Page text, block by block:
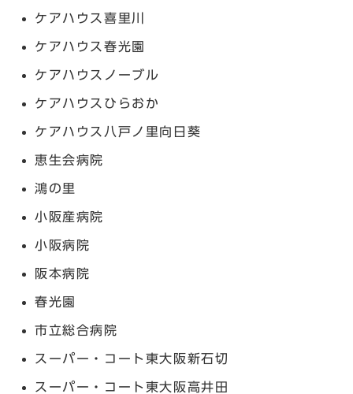
ケアハウス喜里川
ケアハウス春光園
ケアハウスノーブル
ケアハウスひらおか
ケアハウス八戸ノ里向日葵
恵生会病院
鴻の里
小阪産病院
小阪病院
阪本病院
春光園
市立総合病院
スーパー・コート東大阪新石切
スーパー・コート東大阪高井田